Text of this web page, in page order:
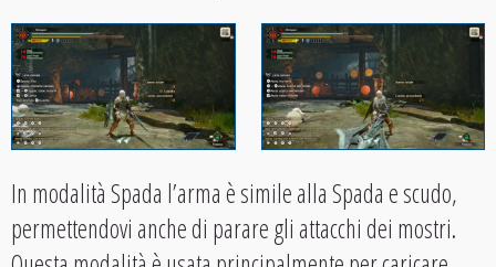
In modalità Spada l’arma è simile alla Spada e scudo,
permettendovi anche di parare gli attacchi dei mostri.